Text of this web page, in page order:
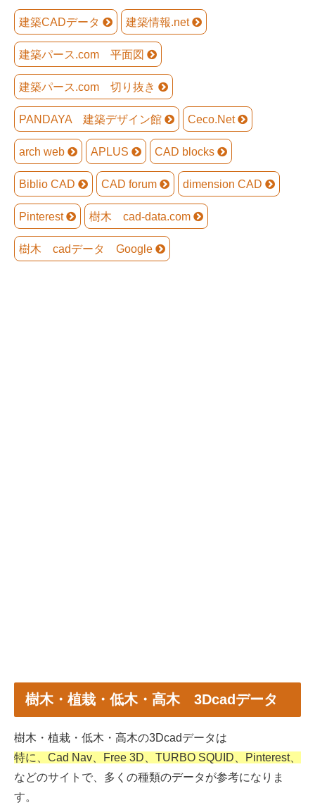
建築CADデータ 建築情報.net
建築パース.com 平面図
建築パース.com 切り抜き
PANDAYA 建築デザイン館 Ceco.Net
arch web APLUS CAD blocks
Biblio CAD CAD forum dimension CAD
Pinterest 樹木 cad-data.com
樹木 cadデータ Google
樹木・植栽・低木・高木 3Dcadデータ
樹木・植栽・低木・高木の3Dcadデータは
特に、Cad Nav、Free 3D、TURBO SQUID、Pinterest、
などのサイトで、多くの種類のデータが参考になりま
す。